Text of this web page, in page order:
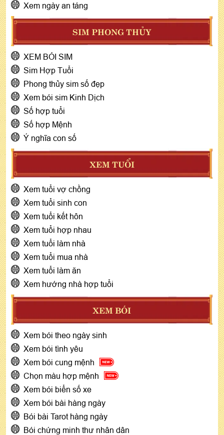
Xem ngày an táng
SIM PHONG THỦY
XEM BÓI SIM
Sim Hợp Tuổi
Phong thủy sim số đẹp
Xem bói sim Kinh Dịch
Số hợp tuổi
Số hợp Mệnh
Ý nghĩa con số
XEM TUỔI
Xem tuổi vợ chồng
Xem tuổi sinh con
Xem tuổi kết hôn
Xem tuổi hợp nhau
Xem tuổi làm nhà
Xem tuổi mua nhà
Xem tuổi làm ăn
Xem hướng nhà hợp tuổi
XEM BÓI
Xem bói theo ngày sinh
Xem bói tình yêu
Xem bói cung mệnh
Chọn màu hợp mệnh
Xem bói biển số xe
Xem bói bài hàng ngày
Bói bài Tarot hàng ngày
Bói chứng minh thư nhân dân